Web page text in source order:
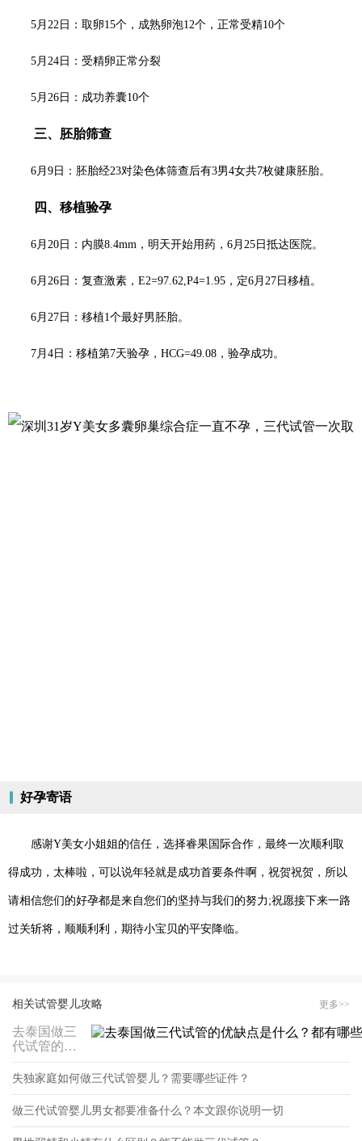
5月22日：取卵15个，成熟卵泡12个，正常受精10个
5月24日：受精卵正常分裂
5月26日：成功养囊10个
三、胚胎筛查
6月9日：胚胎经23对染色体筛查后有3男4女共7枚健康胚胎。
四、移植验孕
6月20日：内膜8.4mm，明天开始用药，6月25日抵达医院。
6月26日：复查激素，E2=97.62,P4=1.95，定6月27日移植。
6月27日：移植1个最好男胚胎。
7月4日：移植第7天验孕，HCG=49.08，验孕成功。
好孕寄语
感谢Y美女小姐姐的信任，选择睿果国际合作，最终一次顺利取
得成功，太棒啦，可以说年轻就是成功首要条件啊，祝贺祝贺，所以
请相信您们的好孕都是来自您们的坚持与我们的努力;祝愿接下来一路
过关斩将，顺顺利利，期待小宝贝的平安降临。
相关试管婴儿攻略 更多>>
去泰国做三
代试管的优
么？都有哪
失独家庭如何做三代试管婴儿？需要哪些证件？
做三代试管婴儿男女都要准备什么？本文跟你说明一切